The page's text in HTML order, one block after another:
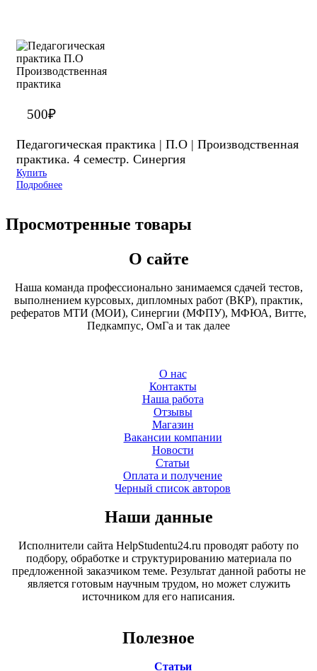
500₽
Педагогическая практика | П.О | Производственная
практика. 4 семестр. Синергия
Купить
Подробнее
Просмотренные товары
О сайте
Наша команда профессионально занимаемся сдачей тестов,
выполнением курсовых, дипломных работ (ВКР), практик,
рефератов МТИ (МОИ), Синергии (МФПУ), МФЮА, Витте,
Педкампус, ОмГа и так далее
О нас
Контакты
Наша работа
Отзывы
Магазин
Вакансии компании
Новости
Статьи
Оплата и получение
Черный список авторов
Наши данные
Исполнители сайта HelpStudentu24.ru проводят работу по
подбору, обработке и структурированию материала по
предложенной заказчиком теме. Результат данной работы не
является готовым научным трудом, но может служить
источником для его написания.
Полезное
Статьи